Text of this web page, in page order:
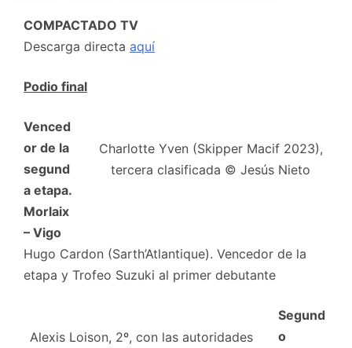
COMPACTADO TV
Descarga directa aquí
Podio final
Charlotte Yven (Skipper Macif 2023),
tercera clasificada © Jesús Nieto
Venced
or de la
segund
a etapa.
Morlaix
– Vigo
Hugo Cardon (Sarth’Atlantique). Vencedor de la
etapa y Trofeo Suzuki al primer debutante
Alexis Loison, 2º, con las autoridades
Segund
o